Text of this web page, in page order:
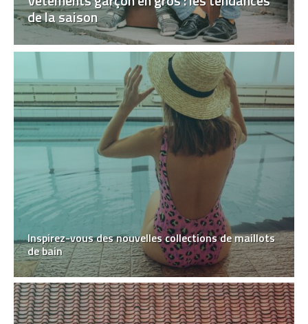
de la saison
Inspirez-vous des nouvelles collections de maillots
de bain